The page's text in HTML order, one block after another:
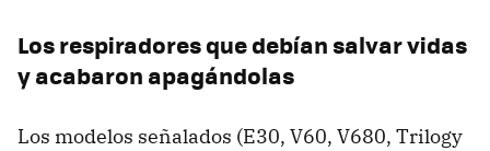
Los respiradores que debían salvar vidas
y acabaron apagándolas
Los modelos señalados (E30, V60, V680, Trilogy